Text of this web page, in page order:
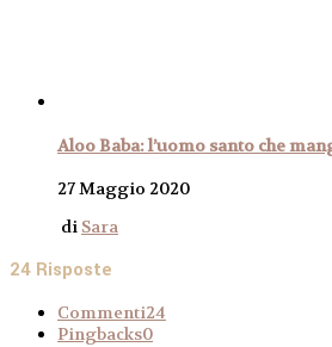
Aloo Baba: l’uomo santo che
27 Maggio 2020
di Sara
24 Risposte
Commenti24
Pingbacks0